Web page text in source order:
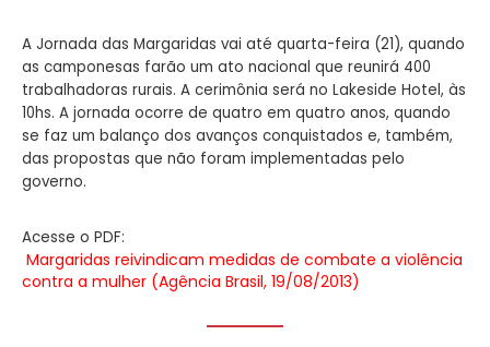
A Jornada das Margaridas vai até quarta-feira (21), quando
as camponesas farão um ato nacional que reunirá 400
trabalhadoras rurais. A cerimônia será no Lakeside Hotel, às
10hs. A jornada ocorre de quatro em quatro anos, quando
se faz um balanço dos avanços conquistados e, também,
das propostas que não foram implementadas pelo
governo.
Acesse o PDF:
Margaridas reivindicam medidas de combate a violência
contra a mulher (Agência Brasil, 19/08/2013)